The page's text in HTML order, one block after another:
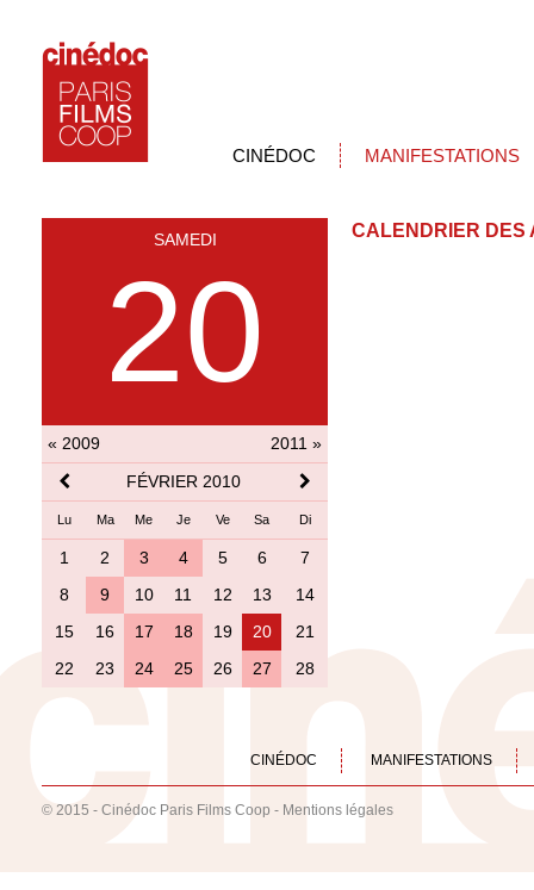
CINÉDOC MANIFESTATIONS
SAMEDI
20
« 2009
2011 »
FÉVRIER 2010
Lu Ma Me Je Ve Sa Di
1 2 3 4 5 6
7
8
9 10 11 12 13
14
15
16 17 18 19 20
21
22
23 24 25 26 27 28
CALENDRIER DES
CINÉDOC MANIFESTATIONS
© 2015 - Cinédoc Paris Films Coop - Mentions légales